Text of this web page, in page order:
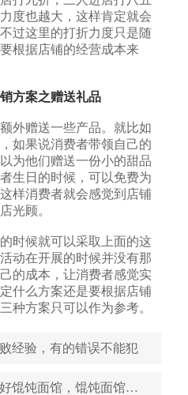
度也越大，这样肯定就会
过这里的打折力度只是随
根据店铺的经营成本来
方案之赠送礼品
外赠送一些产品。就比如
如果说消费者带领自己的
为他们赠送一份小的甜品
生日的时候，可以免费为
样消费者就会感觉到店铺
光顾。
时候就可以采取上面的这
动在开展的时候并没有那
的成本，让消费者感觉实
什么方案还是要根据店铺
种方案只可以作为参考。
经验，有的错误不能犯
面馆，馄饨面馆经营技巧总结